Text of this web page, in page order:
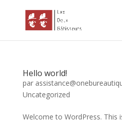
Hello world!
par
Uncategorized
Welcome to WordPress. This